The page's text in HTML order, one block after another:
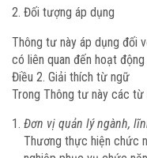
Đối tượng áp dụng
Thông tư này áp dụng đối
có liên quan đến hoạt
Điều 2. Giải thích từ ngữ
Trong Thông tư này các
Đơn vị quản lý ngành,
Thương thực hiện chức